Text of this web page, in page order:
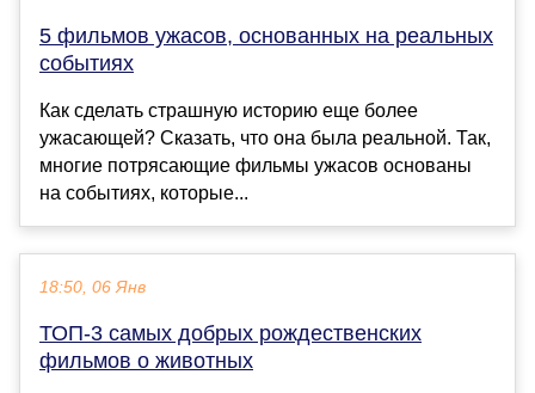
5 фильмов ужасов, основанных на реальных
событиях
Как сделать страшную историю еще более
ужасающей? Сказать, что она была реальной. Так,
многие потрясающие фильмы ужасов основаны
на событиях, которые...
18:50, 06 Янв
ТОП-3 самых добрых рождественских
фильмов о животных